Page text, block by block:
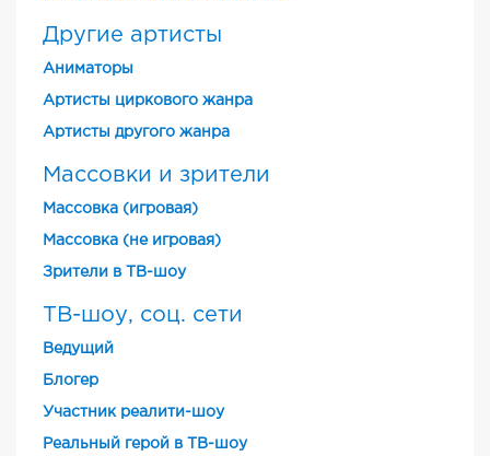
Другие артисты
Аниматоры
Артисты циркового жанра
Артисты другого жанра
Массовки и зрители
Массовка (игровая)
Массовка (не игровая)
Зрители в ТВ-шоу
ТВ-шоу, соц. сети
Ведущий
Блогер
Участник реалити-шоу
Реальный герой в ТВ-шоу